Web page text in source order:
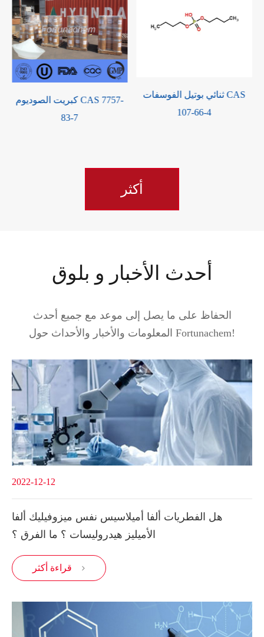
ثنائي بوتيل الفوسفات CAS
107-66-4
ميثيل هيكساهيدروفثاليك
أنهيدريد CAS 25550-51-0
أكثر
أحدث الأخبار و بلوق
الحفاظ على ما يصل إلى موعد مع جميع أحدث
المعلومات والأخبار والأحداث حول Fortunachem!
2022-12-12
هل الفطريات ألفا أميلاسيس نفس ميزوفيليك ألفا
الأميليز هيدروليسات ؟ ما الفرق ؟
قراءة أكثر 